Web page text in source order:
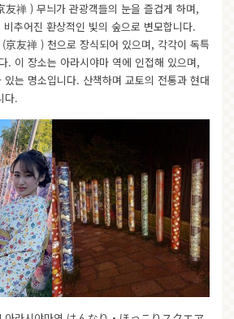
友禅 ) 무늬가 관광객들의 눈을 즐겁게 하며,
추어진 환상적인 빛의 숲으로 변모합니다.
京友禅 ) 천으로 장식되어 있으며, 각각이 독특
. 이 장소는 아라시야마 역에 인접해 있으며,
는 명소입니다. 산책하며 교토의 전통과 현대
다.